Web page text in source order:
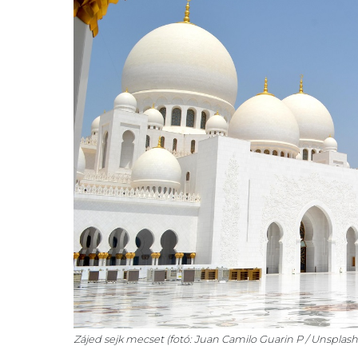
Zájed sejk mecset (fotó: Juan Camilo Guarin P /